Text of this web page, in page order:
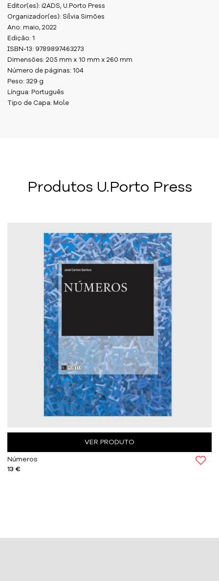
Editor(es): i2ADS, U.Porto Press
Organizador(es): Sílvia Simões
Ano: maio, 2022
Edição: 1
ISBN-13: 9789897463273
Dimensões: 205 mm x 10 mm x 260 mm
Número de páginas: 104
Peso: 329 g
Língua: Português
Tipo de Capa: Mole
Produtos U.Porto Press
VER PRODUTO
Números
13 €